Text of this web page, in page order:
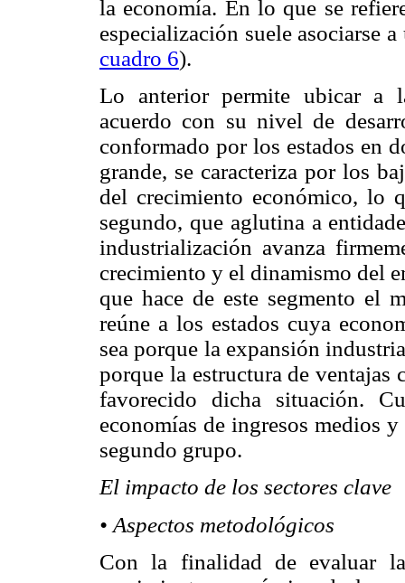
la economía. En lo que se
especialización suele asociarse
cuadro 6).
Lo anterior permite ubicar a
acuerdo con su nivel de
conformado por los estados en
grande, se caracteriza por los
del crecimiento económico, lo
segundo, que aglutina a
industrialización avanza
crecimiento y el dinamismo del
que hace de este segmento el
reúne a los estados cuya
sea porque la expansión
porque la estructura de ventajas
favorecido dicha situación.
economías de ingresos medios
segundo grupo.
El impacto de los sectores clave
• Aspectos metodológicos
Con la finalidad de evaluar